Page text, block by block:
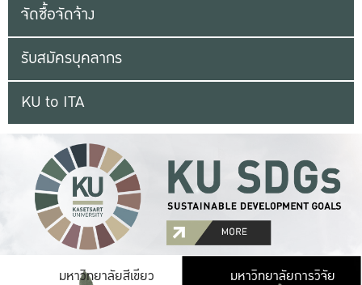
จัดซื้อจัดจ้าง
รับสมัครบุคลากร
KU to ITA
มหาวิทยาลัยสีเขียว มหาวิ
มหาวิทยาลัยการวิจัย